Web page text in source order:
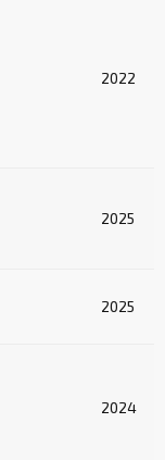
2022
2025
2025
2024